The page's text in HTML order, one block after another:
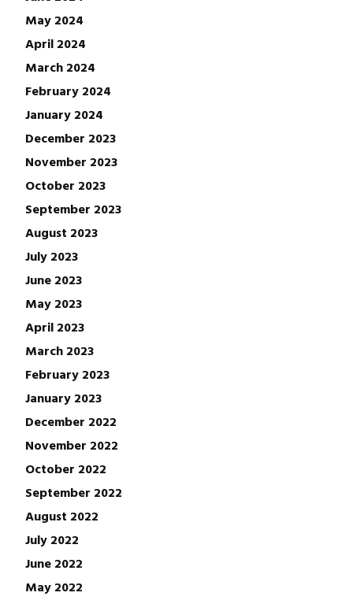
May 2024
April 2024
March 2024
February 2024
January 2024
December 2023
November 2023
October 2023
September 2023
August 2023
July 2023
June 2023
May 2023
April 2023
March 2023
February 2023
January 2023
December 2022
November 2022
October 2022
September 2022
August 2022
July 2022
June 2022
May 2022